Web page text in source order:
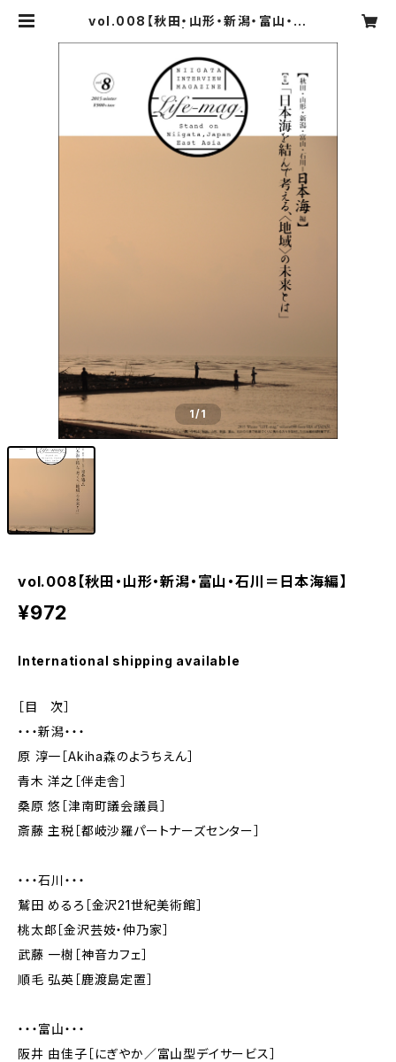
vol.008【秋田・山形・新潟・富山・石
1/1
vol.008【秋田・山形・新潟・富山・石川＝日本海編】
¥972
International shipping available
［目 次］
・・・新潟・・・
原 淳一［Akiha森のようちえん］
青木 洋之［伴走舎］
桑原 悠［津南町議会議員］
斎藤 主税［都岐沙羅パートナーズセンター］
・・・石川・・・
鷲田 めるろ［金沢21世紀美術館］
桃太郎［金沢芸妓・仲乃家］
武藤 一樹［神音カフェ］
順毛 弘英［鹿渡島定置］
・・・富山・・・
阪井 由佳子［にぎやか／富山型デイサービス］